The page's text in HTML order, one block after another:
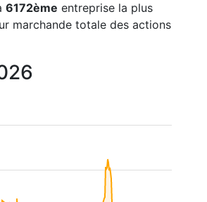
6172ème entreprise la plus
marchande totale des actions